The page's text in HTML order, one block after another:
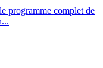
programme complet de